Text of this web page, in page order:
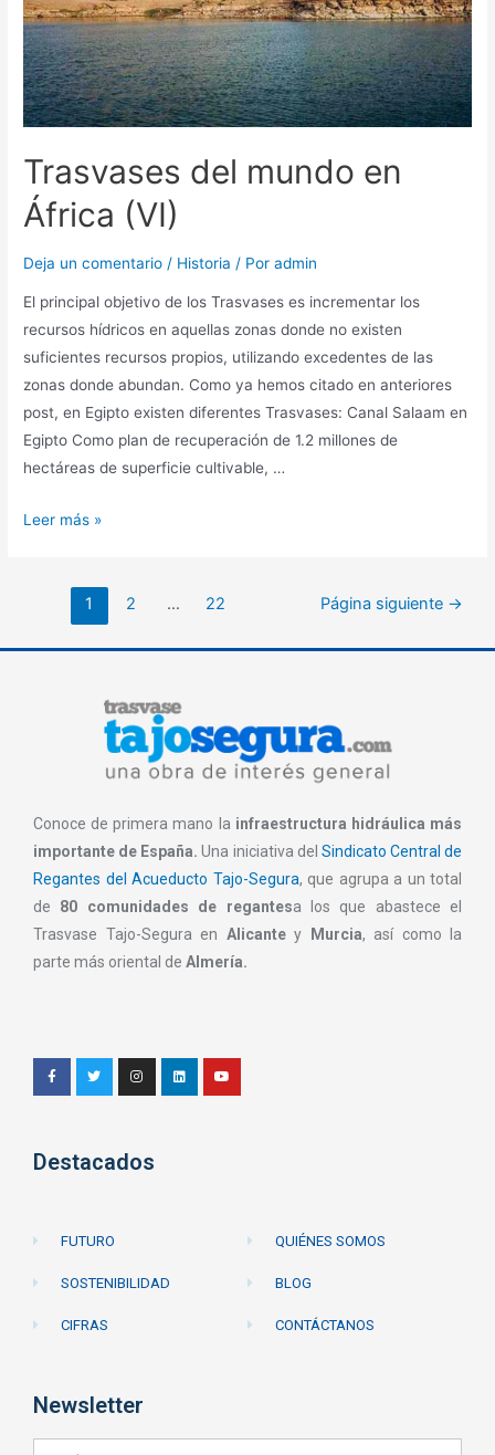
Trasvases del mundo en
África (VI)
Deja un comentario / Historia / Poradmin
El principal objetivo de los Trasvases es incrementar los
recursos hídricos en aquellas zonas donde no existen
suficientes recursos propios, utilizando excedentes de las
zonas donde abundan. Como ya hemos citado en anteriores
post, en Egipto existen diferentes Trasvases: Canal Salaam en
Egipto Como plan de recuperación de 1.2 millones de
hectáreas de superficie cultivable, …
Leer más »
1 2 … 22 Página siguiente →
Conoce de primera mano la infraestructura hidráulica más
importante de España.Una iniciativa del Sindicato Central de
Regantes del Acueducto Tajo-Segura, que agrupa a un total
de 80 comunidades de regantesa los que abastece el
Trasvase Tajo-Segura en Alicante y Murcia, así como la
parte más oriental de Almería.
Destacados
FUTURO
SOSTENIBILIDAD
CIFRAS
QUIÉNES SOMOS
BLOG
CONTÁCTANOS
Newsletter